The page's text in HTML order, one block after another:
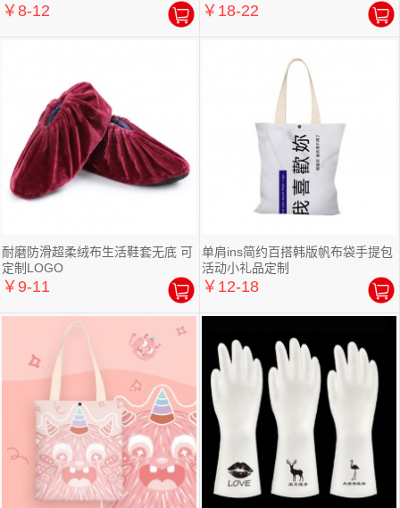
￥8-12 ￥18-22
耐磨防滑超柔绒布生活鞋套无底 可
定制LOGO
￥9-11
单肩ins简约百搭韩版帆布袋手提包
活动小礼品定制
￥12-18